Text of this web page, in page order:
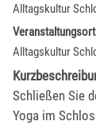
Alltagskultur
Veranstaltungsort
Alltagskultur
Schließen Sie
Yoga im